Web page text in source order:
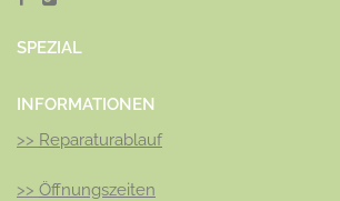
SPEZIAL
INFORMATIONEN
>> Reparaturablauf
>> Öffnungszeiten